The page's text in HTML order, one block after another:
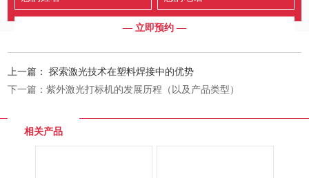
上一篇：探索激光技术在塑料焊接中的优势
下一篇：紫外激光打标机的发展历程（以及产品类型）
相关产品